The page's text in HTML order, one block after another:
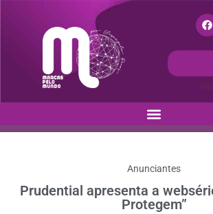
Anunciantes
Prudential apresenta a
Protegem”